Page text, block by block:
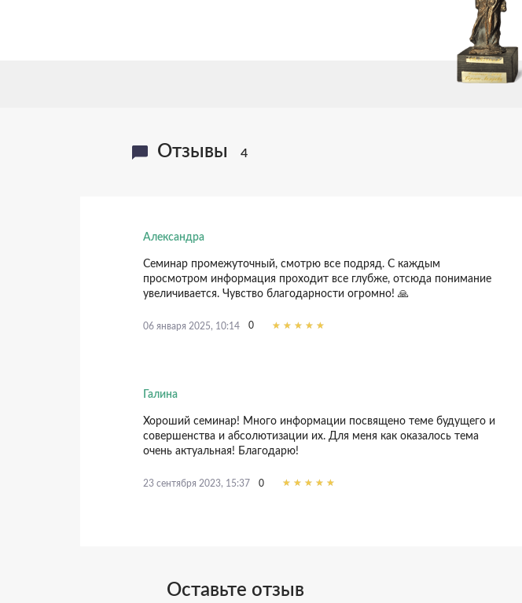
Отзывы 4
Александра
Семинар промежуточный, смотрю все подряд. С каждым
просмотром информация проходит все глубже, отсюда понимание
увеличивается. Чувство благодарности огромно! 🙏
06 января 2025, 10:14 0
Галина
Хороший семинар! Много информации посвящено теме будущего и
совершенства и абсолютизации их. Для меня как оказалось тема
очень актуальная! Благодарю!
23 сентября 2023, 15:37 0
Оставьте отзыв